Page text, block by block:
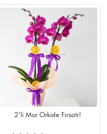
2'li Mor Orkide Fırsatı!